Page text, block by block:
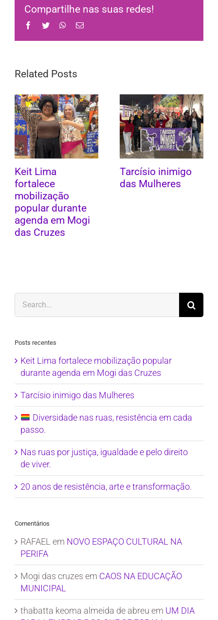
Compartilhe nas suas redes!
Facebook
Twitter WhatsApp
Email
Related Posts
Keit Lima
fortalece
mobilização
popular durante
agenda em Mogi
das Cruzes
Tarcísio inimigo
das Mulheres
for:
Posts recentes
Keit Lima fortalece mobilização popular
durante agenda em Mogi das Cruzes
Tarcísio inimigo das Mulheres
Diversidade nas ruas, resistência em cada
passo.
Nas ruas por justiça, igualdade e pelo direito
de viver.
20 anos de resistência, arte e transformação.
Comentários
RAFAEL em NOVO ESPAÇO CULTURAL NA
PERIFA
Mogi das cruzes em CAOS NA EDUCAÇÃO
MUNICIPAL
thabatta keoma almeida de abreu em UM DIA